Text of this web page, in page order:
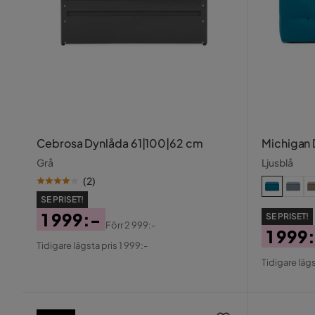
Cebrosa Dynlåda 61|100|62 cm
Grå
(2)
SE PRISET!
Pris
1 999:-
Original
Förr2 999:-
Tidigare lägsta pris 1 999:-
Michigan
Ljusblå
SE PRISET!
Pris
1
Tidigare